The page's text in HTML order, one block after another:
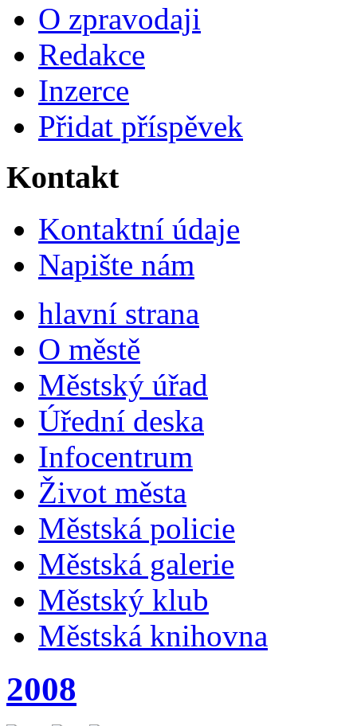
O zpravodaji
Redakce
Inzerce
Přidat příspěvek
Kontakt
Kontaktní údaje
Napište nám
hlavní strana
O městě
Městský úřad
Úřední deska
Infocentrum
Život města
Městská policie
Městská galerie
Městský klub
Městská knihovna
2008